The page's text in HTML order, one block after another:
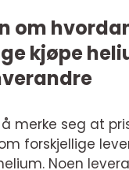
om
kjøpe
merke seg at
forskjellige
Noen